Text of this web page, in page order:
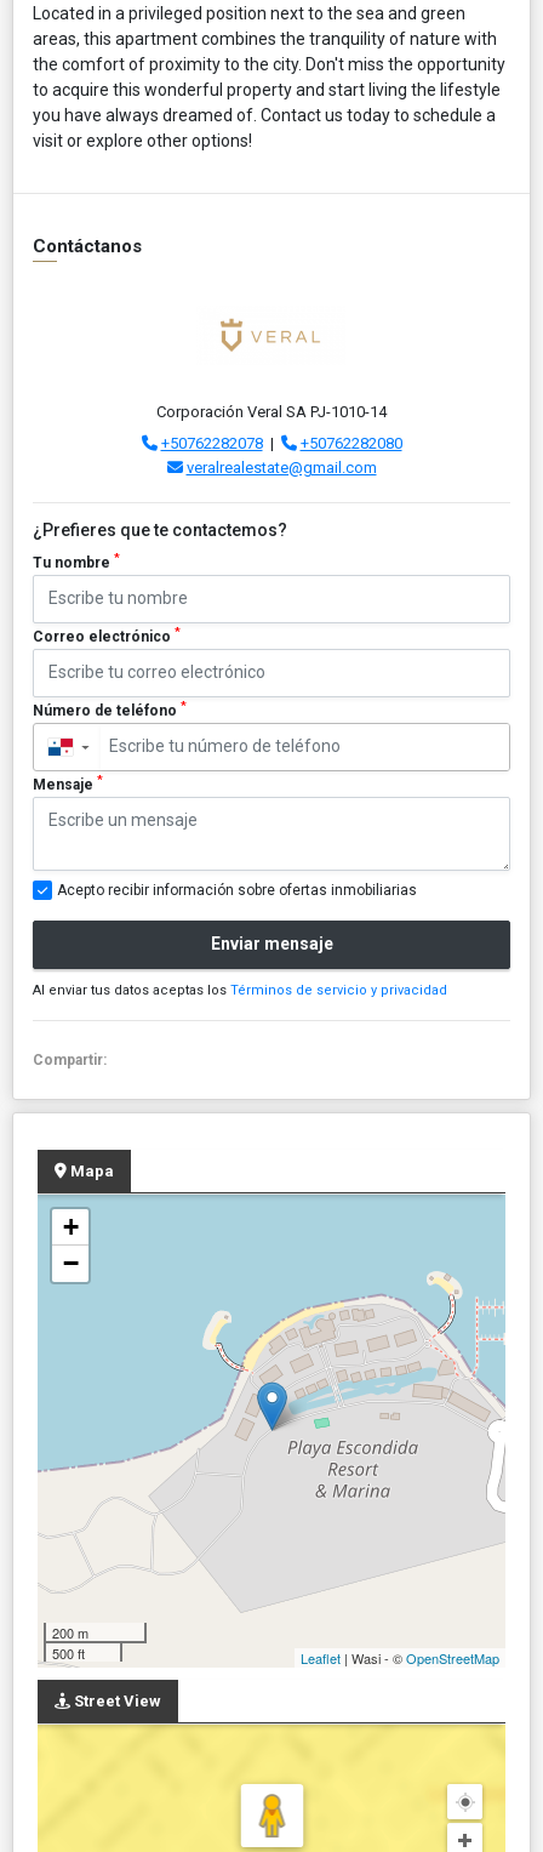
Located in a privileged position next to the sea and green
areas, this apartment combines the tranquility of nature with
the comfort of proximity to the city. Don't miss the opportunity
to acquire this wonderful property and start living the lifestyle
you have always dreamed of. Contact us today to schedule a
visit or explore other options!
Contáctanos
Corporación Veral SA PJ-1010-14
+50762282078|
+50762282080
veralrealestate@gmail.com
¿Prefieres que te contactemos?
Tu nombre *
Correo electrónico *
Número de teléfono *
▼
Mensaje *
Acepto recibir información sobre ofertas inmobiliarias
Enviar mensaje
Al enviar tus datos aceptas los Términos de servicio y privacidad
Compartir:
Mapa
+
−
200 m
500 ft
Leaflet | Wasi - ©OpenStreetMap
Street View